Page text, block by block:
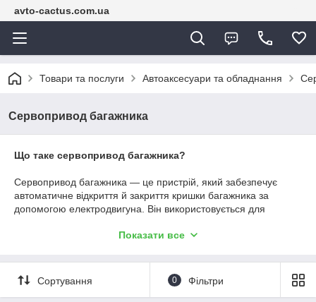
avto-cactus.com.ua
Товари та послуги Автоаксесуари та обладнання
Сервопривод багажника
Що таке сервопривод багажника?
Сервопривод багажника — це пристрій, який забезпечує
автоматичне відкриття й закриття кришки багажника за
допомогою електродвигуна. Він використовується для
🔧 Шукаєте якісний сервопривод багажника? В інтернет-
Показати все
Сортування 0 Фільтри